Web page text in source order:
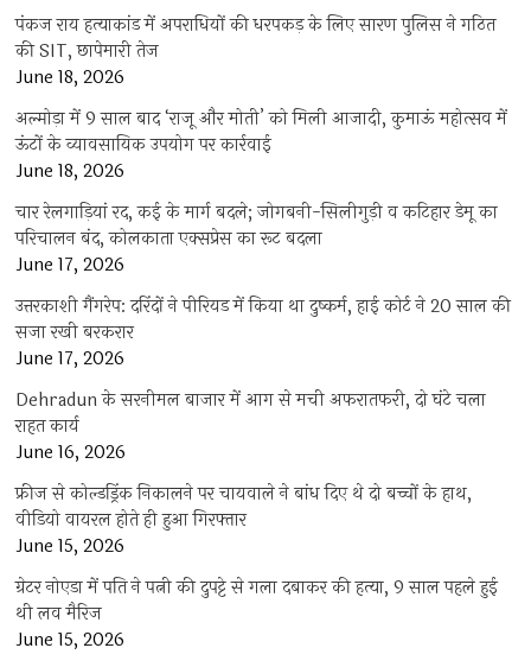
पंकज राय हत्याकांड में अपराधियों की धरपकड़ के लिए सारण पुलिस ने गठित
की SIT, छापेमारी तेज
June 18, 2026
अल्मोड़ा में 9 साल बाद ‘राजू और मोती’ को मिली आजादी, कुमाऊं महोत्सव में
ऊंटों के व्यावसायिक उपयोग पर कार्रवाई
June 18, 2026
चार रेलगाड़ियां रद, कई के मार्ग बदले; जोगबनी-सिलीगुड़ी व कटिहार डेमू का
परिचालन बंद, कोलकाता एक्सप्रेस का रूट बदला
June 17, 2026
उत्तरकाशी गैंगरेप: दरिंदों ने पीरियड में किया था दुष्कर्म, हाई कोर्ट ने 20 साल की
सजा रखी बरकरार
June 17, 2026
Dehradun के सरनीमल बाजार में आग से मची अफरातफरी, दो घंटे चला
राहत कार्य
June 16, 2026
फ्रीज से कोल्डड्रिंक निकालने पर चायवाले ने बांध दिए थे दो बच्चों के हाथ,
वीडियो वायरल होते ही हुआ गिरफ्तार
June 15, 2026
ग्रेटर नोएडा में पति ने पत्नी की दुपट्टे से गला दबाकर की हत्या, 9 साल पहले हुई
थी लव मैरिज
June 15, 2026